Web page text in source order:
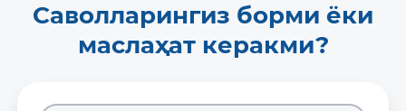
Саволларингиз борми ёки
маслаҳат керакми?